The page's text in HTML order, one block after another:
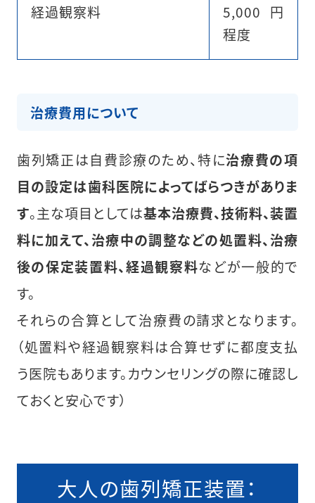
経過観察料
5,000円
程度
治療費用について
歯列矯正は自費診療のため、特に治療費の項
目の設定は歯科医院によってばらつきがありま
す。主な項目としては基本治療費、技術料、装置
料に加えて、治療中の調整などの処置料、治療
後の保定装置料、経過観察料などが一般的で
す。
それらの合算として治療費の請求となります。
（処置料や経過観察料は合算せずに都度支払
う医院もあります。カウンセリングの際に確認し
ておくと安心です）
大人の歯列矯正装置：